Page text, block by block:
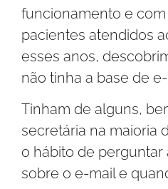
funcionamento e
pacientes atendidos
esses anos,
não tinha a base de
Tinham de alguns,
secretária na maioria
o hábito de perguntar
sobre o e-mail e